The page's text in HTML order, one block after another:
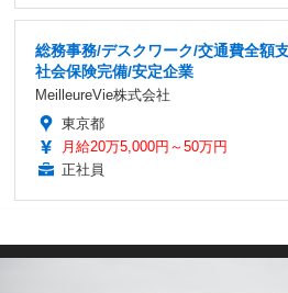
総務事務/デスクワーク/交通費全額
社会保険完備/安定企業
MeilleureVie株式会社
東京都
月給20万5,000円～50万円
正社員